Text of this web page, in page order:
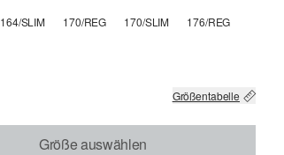
164/SLIM 170/REG 170/SLIM 176/REG
Größentabelle
Größe auswählen